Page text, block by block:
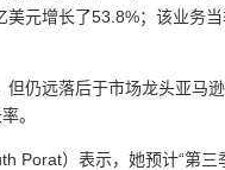
元增长了53.8%；该业务
但仍远落后于市场龙头亚马
。
Porat）表示，她预计“第